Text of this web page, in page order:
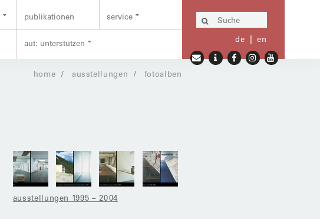
de en
publikationen service
aut: unterstützen
home ausstellungen fotoalben
ausstellungen 1995 – 2004